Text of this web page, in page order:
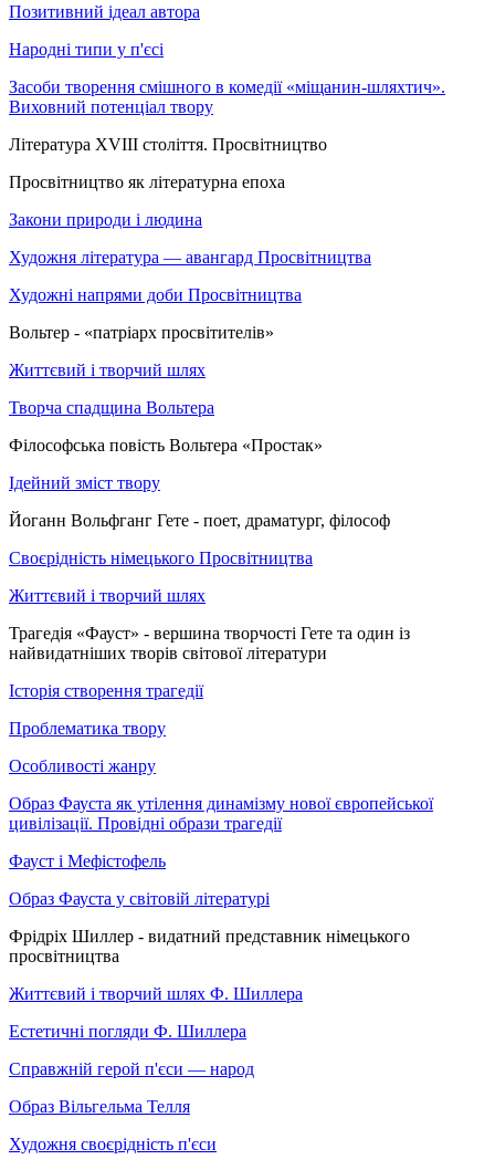
Позитивний ідеал автора
Народні типи у п'єсі
Засоби творення смішного в комедії «міщанин-шляхтич».
Виховний потенціал твору
Література XVIII століття. Просвітництво
Просвітництво як літературна епоха
Закони природи і людина
Художня література — авангард Просвітництва
Художні напрями доби Просвітництва
Вольтер - «патріарх просвітителів»
Життєвий і творчий шлях
Творча спадщина Вольтера
Філософська повість Вольтера «Простак»
Ідейний зміст твору
Йоганн Вольфганг Гете - поет, драматург, філософ
Своєрідність німецького Просвітництва
Життєвий і творчий шлях
Трагедія «Фауст» - вершина творчості Гете та один із
найвидатніших творів світової літератури
Історія створення трагедії
Проблематика твору
Особливості жанру
Образ Фауста як утілення динамізму нової європейської
цивілізації. Провідні образи трагедії
Фауст і Мефістофель
Образ Фауста у світовій літературі
Фрідріх Шиллер - видатний представник німецького
просвітництва
Життєвий і творчий шлях Ф. Шиллера
Естетичні погляди Ф. Шиллера
Справжній герой п'єси — народ
Образ Вільгельма Телля
Художня своєрідність п'єси